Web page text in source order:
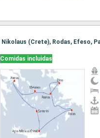
Comidas incluidas